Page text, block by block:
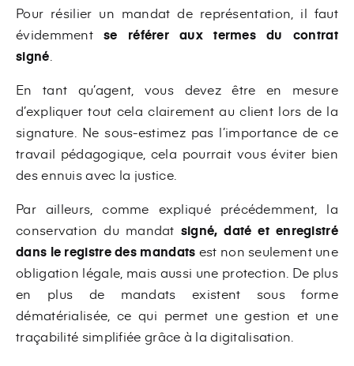
Pour résilier un mandat de représentation, il faut
évidemment se référer aux termes du contrat
signé
En tant qu’agent, vous devez être en mesure
d’expliquer tout cela clairement au client lors de la
signature. Ne sous-estimez pas l’importance de ce
travail pédagogique, cela pourrait vous éviter bien
des ennuis avec la justice.
Par ailleurs, comme expliqué précédemment, la
conservation du mandat signé, daté et enregistré
dans le registre des mandats est non seulement une
obligation légale, mais aussi une protection. De plus
en plus de mandats existent sous forme
dématérialisée, ce qui permet une gestion et une
traçabilité simplifiée grâce à la digitalisation.